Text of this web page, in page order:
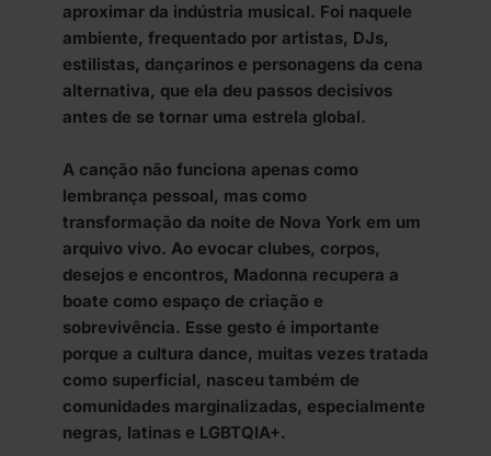
aproximar da indústria musical. Foi naquele
ambiente, frequentado por artistas, DJs,
estilistas, dançarinos e personagens da cena
alternativa, que ela deu passos decisivos
antes de se tornar uma estrela global.
A canção não funciona apenas como
lembrança pessoal, mas como
transformação da noite de Nova York em um
arquivo vivo. Ao evocar clubes, corpos,
desejos e encontros, Madonna recupera a
boate como espaço de criação e
sobrevivência. Esse gesto é importante
porque a cultura dance, muitas vezes tratada
como superficial, nasceu também de
comunidades marginalizadas, especialmente
negras, latinas e LGBTQIA+.